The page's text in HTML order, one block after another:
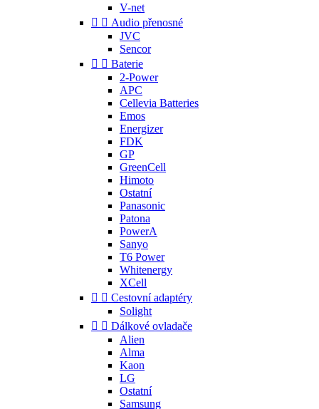
V-net
  Audio přenosné
JVC
Sencor
  Baterie
2-Power
APC
Cellevia Batteries
Emos
Energizer
FDK
GP
GreenCell
Himoto
Ostatní
Panasonic
Patona
PowerA
Sanyo
T6 Power
Whitenergy
XCell
  Cestovní adaptéry
Solight
  Dálkové ovladače
Alien
Alma
Kaon
LG
Ostatní
Samsung